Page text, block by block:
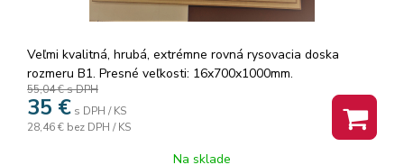
Veľmi kvalitná, hrubá, extrémne rovná rysovacia doska
rozmeru B1. Presné veľkosti: 16x700x1000mm.
55,04 €s DPH
35 € s DPH / KS
28,46 € bez DPH / KS
Na sklade